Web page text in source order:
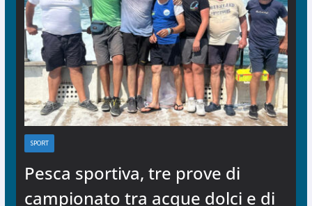
SPORT
Pesca sportiva, tre prove di
campionato tra acque dolci e di